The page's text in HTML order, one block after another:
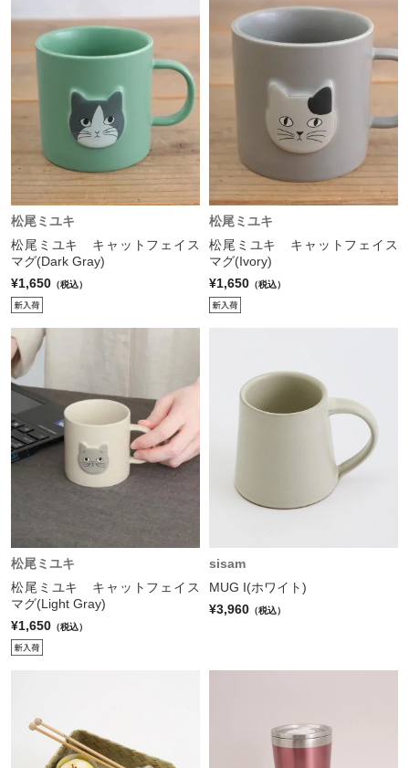
松尾ミユキ
松尾ミユキ キャットフェイス
マグ(Dark Gray)
¥1,650 （税込）
松尾ミユキ
松尾ミユキ キャットフェイス
マグ(Ivory)
¥1,650 （税込）
松尾ミユキ
松尾ミユキ キャットフェイス
マグ(Light Gray)
¥1,650 （税込）
sisam
MUG I(ホワイト)
¥3,960 （税込）